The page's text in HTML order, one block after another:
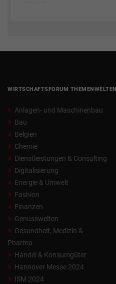
WIRTSCHAFTSFORUM THEMENWELTEN
Anlagen- und Maschinenbau
Bau
Belgien
Chemie
Dienstleistungen & Consulting
Digitalisierung
Energie & Umwelt
Fashion
Finanzen
Genusswelten
Gesundheit, Medizin &
Pharma
Handel & Konsumgüter
Hannover Messe 2024
ISM 2024